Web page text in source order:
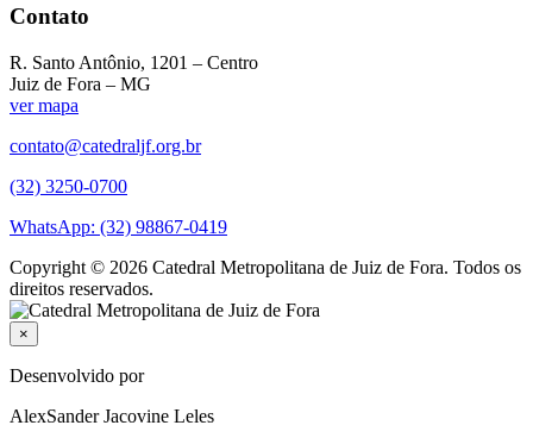
Contato
R. Santo Antônio, 1201 – Centro
Juiz de Fora – MG
ver mapa
contato@catedraljf.org.br
(32) 3250-0700
WhatsApp: (32) 98867-0419
Copyright © 2026 Catedral Metropolitana de Juiz de Fora. Todos os
direitos reservados.
×
Desenvolvido por
AlexSander Jacovine Leles